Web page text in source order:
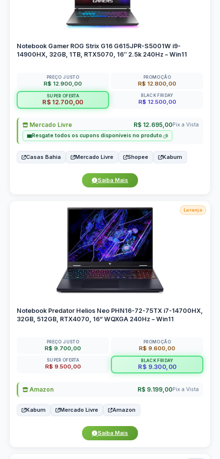
Notebook Gamer ROG Strix G16 G615JPR-S5001W i9-
14900HX, 32GB, 1TB, RTX5070, 16″ 2.5k 240Hz – Win11
PREÇO JUSTO
R$ 12.900,00
PROMOÇÃO
R$ 12.800,00
SUPER OFERTA
R$ 12.700,00
BLACK FRIDAY
R$ 12.500,00
Mercado Livre R$ 12.695,00Pix a Vista
Resgate todos os cupons disponíveis no produto.
Casas Bahia Mercado Livre Shopee Kabum
Saiba Mais
Laranja
Notebook Predator Helios Neo PHN16-72-75TX i7-14700HX,
32GB, 512GB, RTX4070, 16” WQXGA 240Hz – Win11
PREÇO JUSTO
R$ 9.700,00
PROMOÇÃO
R$ 9.600,00
SUPER OFERTA
R$ 9.500,00
BLACK FRIDAY
R$ 9.300,00
Amazon R$ 9.199,00Pix a Vista
Kabum Mercado Livre Amazon
Saiba Mais